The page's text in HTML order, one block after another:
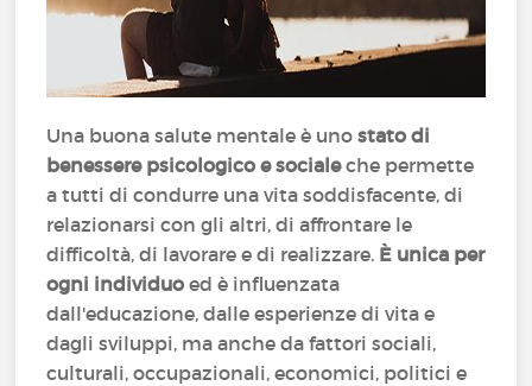
Una buona salute mentale è unostato di
benessere psicologico e socialeche permette
a tutti di condurre una vita soddisfacente, di
relazionarsi con gli altri, di affrontare le
difficoltà, di lavorare e di realizzare. È unica per
ogni individuo ed è influenzata
dall'educazione, dalle esperienze di vita e
dagli sviluppi, ma anche da fattori sociali,
culturali, occupazionali, economici, politici e